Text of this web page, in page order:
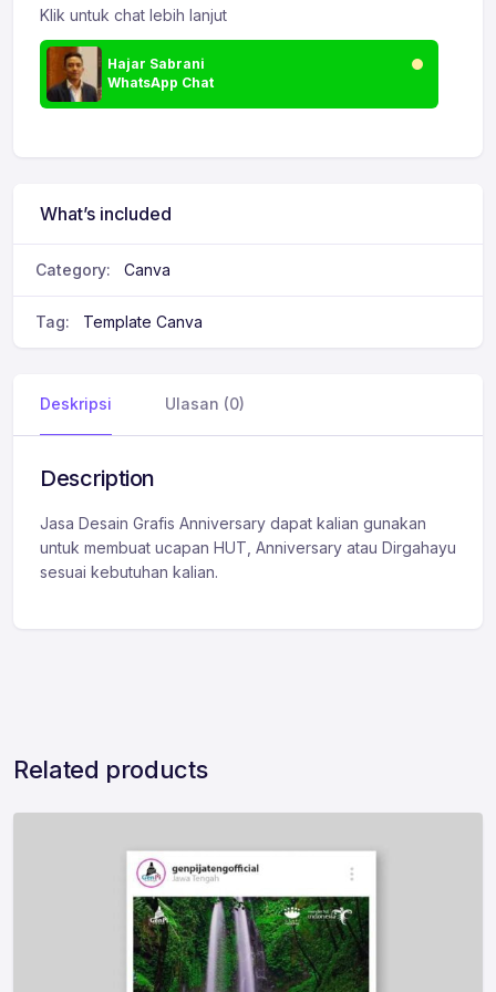
Deskripsi Ulasan (0)
Description
Jasa Desain Grafis Anniversary dapat kalian gunakan
untuk membuat ucapan HUT, Anniversary atau Dirgahayu
sesuai kebutuhan kalian.
Klik untuk chat lebih lanjut
Hajar Sabrani
WhatsApp Chat
What’s included
Category: Canva
Tag: Template Canva
Related products